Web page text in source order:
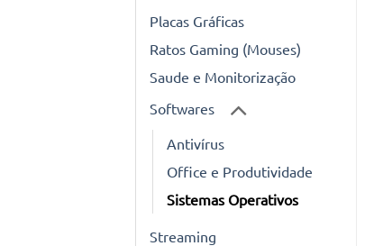
Placas Gráficas
Ratos Gaming (Mouses)
Saude e Monitorização
Softwares
Antivírus
Office e Produtividade
Sistemas Operativos
Streaming